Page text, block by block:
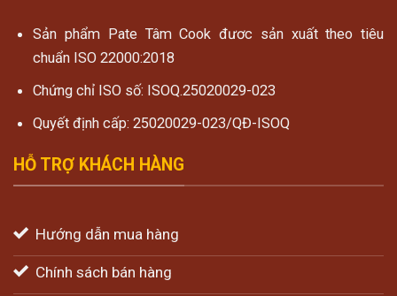
Sản phẩm Pate Tâm Cook đươc sản xuất theo tiêu
chuẩn ISO 22000:2018
Chứng chỉ ISO số: ISOQ.25020029-023
Quyết định cấp: 25020029-023/QĐ-ISOQ
HỖ TRỢ KHÁCH HÀNG
Hướng dẫn mua hàng
Chính sách bán hàng